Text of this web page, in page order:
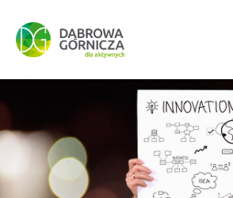
PRZEJDŹ DO MENU GŁÓWNEGO
PRZEJDŹ DO WYSZUKIWARKI
PRZEJDŹ DO TREŚCI